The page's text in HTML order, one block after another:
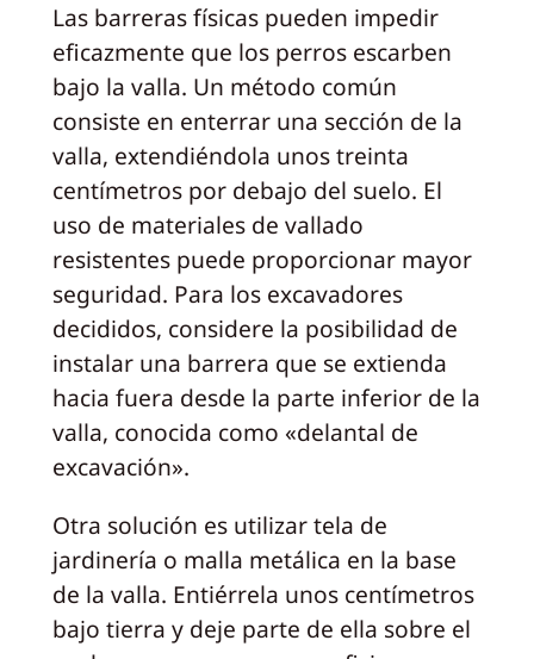
Las barreras físicas pueden impedir
eficazmente que los perros escarben
bajo la valla. Un método común
consiste en enterrar una sección de la
valla, extendiéndola unos treinta
centímetros por debajo del suelo. El
uso de materiales de vallado
resistentes puede proporcionar mayor
seguridad. Para los excavadores
decididos, considere la posibilidad de
instalar una barrera que se extienda
hacia fuera desde la parte inferior de la
valla, conocida como «delantal de
excavación».
Otra solución es utilizar tela de
jardinería o malla metálica en la base
de la valla. Entiérrela unos centímetros
bajo tierra y deje parte de ella sobre el